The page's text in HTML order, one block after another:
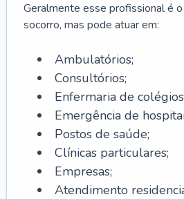
Geralmente esse profissional é
socorro, mas pode atuar em:
Ambulatórios;
Consultórios;
Enfermaria de
Emergência de
Postos de saúde;
Clínicas particulares;
Empresas;
Atendimento